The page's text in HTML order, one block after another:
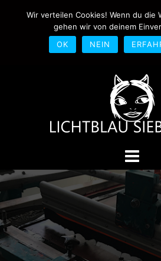
0170-4800361
siebdruck.de
Frankfurt
Wir verteilen Cookies! Wenn du die
gehen wir von deinem
OK
NEIN